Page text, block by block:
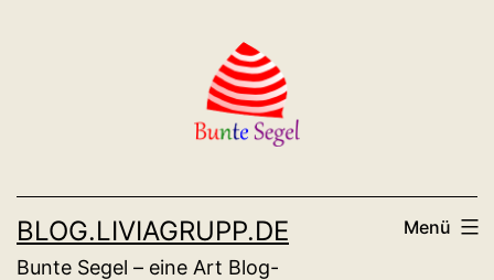
BLOG.LIVIAGRUPP.DE
Bunte Segel – eine Art Blog-
Menü